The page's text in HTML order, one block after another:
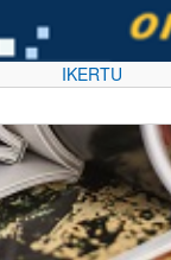
IKERTU